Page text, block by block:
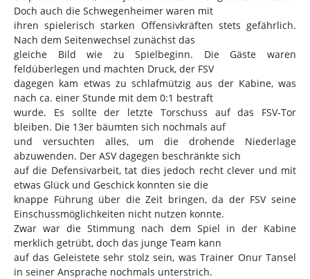
Doch auch die Schwegenheimer waren mit
ihren spielerisch starken Offensivkräften stets gefährlich.
Nach dem Seitenwechsel zunächst das
gleiche Bild wie zu Spielbeginn. Die Gäste waren
feldüberlegen und machten Druck, der FSV
dagegen kam etwas zu schlafmützig aus der Kabine, was
nach ca. einer Stunde mit dem 0:1 bestraft
wurde. Es sollte der letzte Torschuss auf das FSV-Tor
bleiben. Die 13er bäumten sich nochmals auf
und versuchten alles, um die drohende Niederlage
abzuwenden. Der ASV dagegen beschränkte sich
auf die Defensivarbeit, tat dies jedoch recht clever und mit
etwas Glück und Geschick konnten sie die
knappe Führung über die Zeit bringen, da der FSV seine
Einschussmöglichkeiten nicht nutzen konnte.
Zwar war die Stimmung nach dem Spiel in der Kabine
merklich getrübt, doch das junge Team kann
auf das Geleistete sehr stolz sein, was Trainer Onur Tansel
in seiner Ansprache nochmals unterstrich.